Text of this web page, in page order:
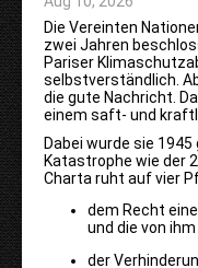
Die Vereinten
zwei Jahren
Pariser
selbstverständlich.
die gute Nachricht.
einem saft- und
Dabei wurde sie
Katastrophe wie der
Charta ruht auf vier
dem Recht
und die von
der